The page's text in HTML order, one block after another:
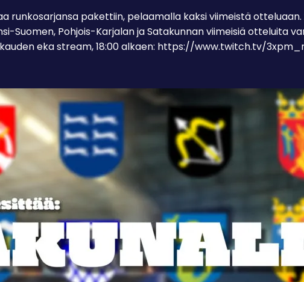
runkosarjansa pakettiin, pelaamalla kaksi viimeistä
Suomen, Pohjois-Karjalan ja Satakunnan viimeisiä otteluita
eka stream, 18:00 alkaen: https://www.twitch.tv/